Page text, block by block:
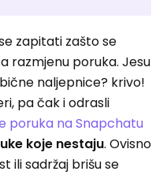
zapitati zašto se
razmjenu poruka. Jesu
naljepnice? krivo!
pa čak i odrasli
poruka na Snapchatu
koje nestaju. Ovisno
ili sadržaj brišu se